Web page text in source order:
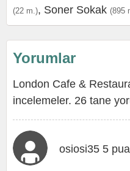
(22 m.), Soner Sokak (895
Yorumlar
London Cafe &
incelemeler. 26 tane
osiosi35 5